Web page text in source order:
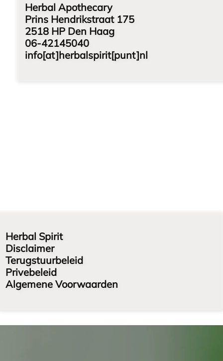
Herbal Apothecary
Prins Hendrikstraat 175
2518 HP Den Haag
06-42145040
info[at]herbalspirit[punt]nl
Herbal Spirit
Disclaimer
Terugstuurbeleid
Privebeleid
Algemene Voorwaarden